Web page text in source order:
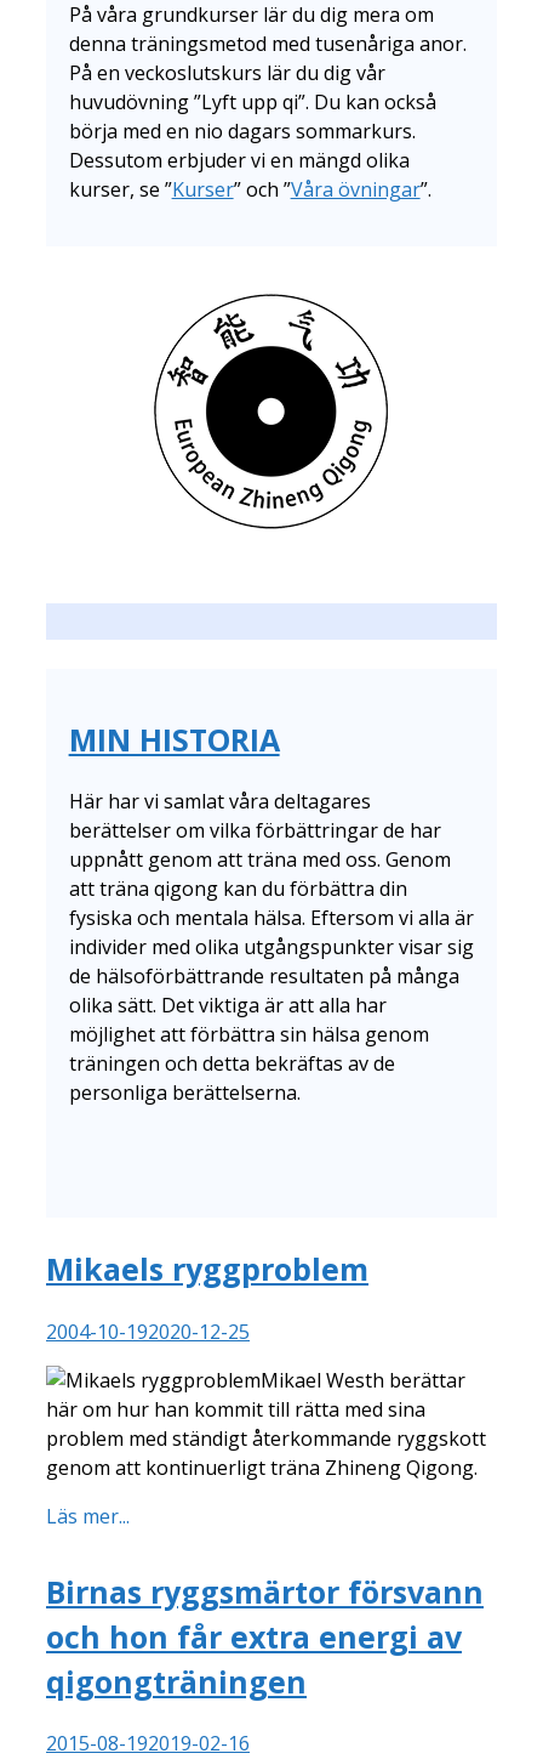
På våra grundkurser lär du dig mera om
denna träningsmetod med tusenåriga anor.
På en veckoslutskurs lär du dig vår
huvudövning ”Lyft upp qi”. Du kan också
börja med en nio dagars sommarkurs.
Dessutom erbjuder vi en mängd olika
kurser, se ”Kurser” och ”Våra övningar”.
MIN HISTORIA
Här har vi samlat våra deltagares
berättelser om vilka förbättringar de har
uppnått genom att träna med oss. Genom
att träna qigong kan du förbättra din
fysiska och mentala hälsa. Eftersom vi alla är
individer med olika utgångspunkter visar sig
de hälsoförbättrande resultaten på många
olika sätt. Det viktiga är att alla har
möjlighet att förbättra sin hälsa genom
träningen och detta bekräftas av de
personliga berättelserna.
Mikaels ryggproblem
2004-10-192020-12-25
Mikael Westh berättar
här om hur han kommit till rätta med sina
problem med ständigt återkommande ryggskott
genom att kontinuerligt träna Zhineng Qigong.
Läs mer...
Birnas ryggsmärtor försvann
och hon får extra energi av
qigongträningen
2015-08-192019-02-16